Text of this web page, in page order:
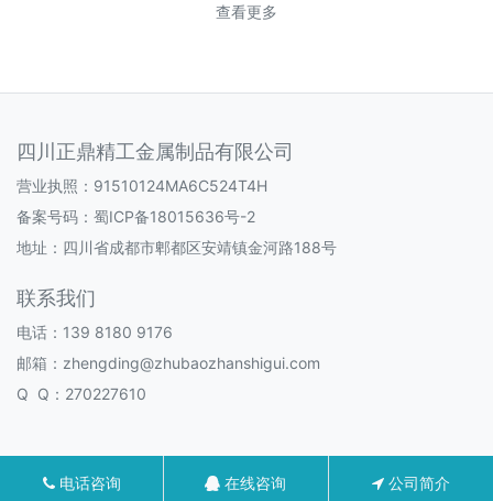
查看更多
四川正鼎精工金属制品有限公司
营业执照：91510124MA6C524T4H
备案号码： 蜀ICP备18015636号-2
地址：四川省成都市郫都区安靖镇金河路188号
联系我们
电话：139 8180 9176
邮箱：zhengding@zhubaozhanshigui.com
Q Q：270227610
电话咨询 在线咨询 公司简介